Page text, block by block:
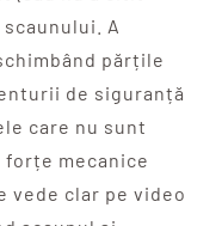
A
părțile
de siguranță
care nu sunt
mecanice
vede clar pe video